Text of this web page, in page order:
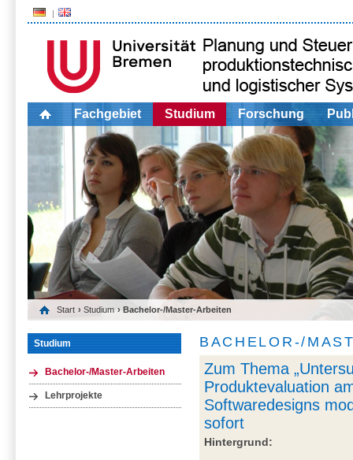
Fachgebiet Studium Forschung
Start ›Studium › Bachelor-/Master-Arbeiten
Studium
Bachelor-/Master-Arbeiten
Lehrprojekte
BACHELOR-/
Zum Thema
Produktevaluation
Softwaredesigns
sofort
Hintergrund: